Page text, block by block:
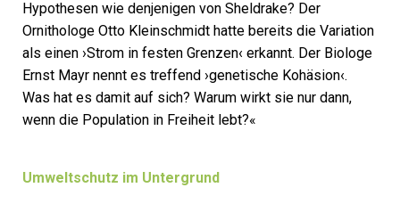
Hypothesen wie denjenigen von Sheldrake? Der
Ornithologe Otto Kleinschmidt hatte bereits die Variation
als einen ›Strom in festen Grenzen‹ erkannt. Der Biologe
Ernst Mayr nennt es treffend ›genetische Kohäsion‹.
Was hat es damit auf sich? Warum wirkt sie nur dann,
wenn die Population in Freiheit lebt?«
Umweltschutz im Untergrund